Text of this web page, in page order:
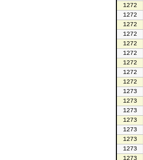
1272
1272
1272
1272
1272
1272
1272
1272
1272
1273
1273
1273
1273
1273
1273
1273
1273